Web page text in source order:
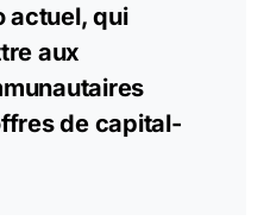
actuel, qui
aux
de capital-